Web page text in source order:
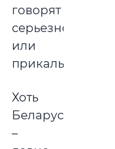
говорят
серьезно
или
прикалываются.
Хоть
Беларусь
–